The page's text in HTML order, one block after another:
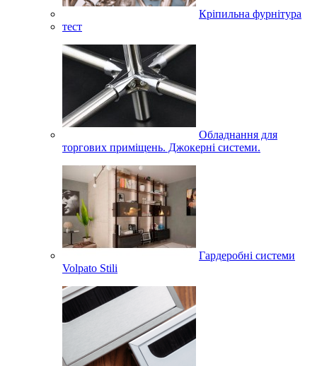
Кріпильна фурнітура
тест
Обладнання для
торгових приміщень. Джокерні системи.
Гардеробні системи
Volpato Stili